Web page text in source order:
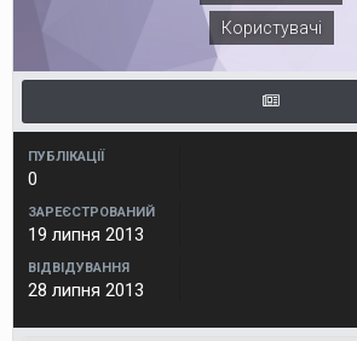
Користувачі
ПУБЛІКАЦІЇ
0
ЗАРЕЄСТРОВАНИЙ
19 липня 2013
ВІДВІДУВАННЯ
28 липня 2013